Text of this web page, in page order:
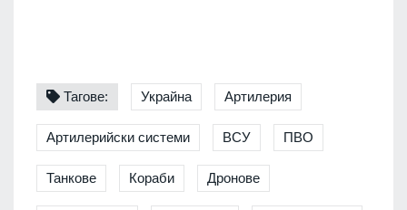
Тагове: Украйна Артилерия
Артилерийски системи ВСУ ПВО
Танкове Кораби Дронове